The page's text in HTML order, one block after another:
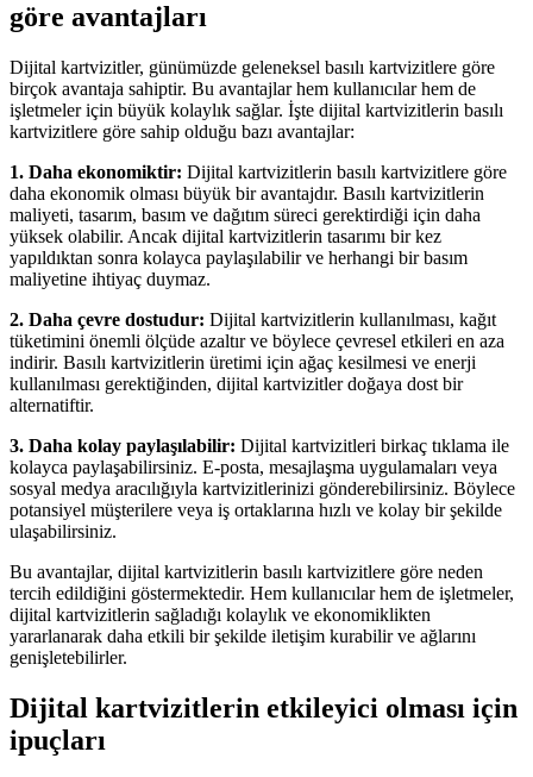
göre avantajları
Dijital kartvizitler, günümüzde geleneksel basılı kartvizitlere göre
birçok avantaja sahiptir. Bu avantajlar hem kullanıcılar hem de
işletmeler için büyük kolaylık sağlar. İşte dijital kartvizitlerin basılı
kartvizitlere göre sahip olduğu bazı avantajlar:
1. Daha ekonomiktir: Dijital kartvizitlerin basılı kartvizitlere göre
daha ekonomik olması büyük bir avantajdır. Basılı kartvizitlerin
maliyeti, tasarım, basım ve dağıtım süreci gerektirdiği için daha
yüksek olabilir. Ancak dijital kartvizitlerin tasarımı bir kez
yapıldıktan sonra kolayca paylaşılabilir ve herhangi bir basım
maliyetine ihtiyaç duymaz.
2. Daha çevre dostudur: Dijital kartvizitlerin kullanılması, kağıt
tüketimini önemli ölçüde azaltır ve böylece çevresel etkileri en aza
indirir. Basılı kartvizitlerin üretimi için ağaç kesilmesi ve enerji
kullanılması gerektiğinden, dijital kartvizitler doğaya dost bir
alternatiftir.
3. Daha kolay paylaşılabilir: Dijital kartvizitleri birkaç tıklama ile
kolayca paylaşabilirsiniz. E-posta, mesajlaşma uygulamaları veya
sosyal medya aracılığıyla kartvizitlerinizi gönderebilirsiniz. Böylece
potansiyel müşterilere veya iş ortaklarına hızlı ve kolay bir şekilde
ulaşabilirsiniz.
Bu avantajlar, dijital kartvizitlerin basılı kartvizitlere göre neden
tercih edildiğini göstermektedir. Hem kullanıcılar hem de işletmeler,
dijital kartvizitlerin sağladığı kolaylık ve ekonomiklikten
yararlanarak daha etkili bir şekilde iletişim kurabilir ve ağlarını
genişletebilirler.
Dijital kartvizitlerin etkileyici olması için
ipuçları